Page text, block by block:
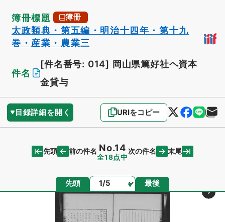
簿冊標題 簿冊
太政類典・第五編・明治十四年・第十九
巻・産業・農業三
件名
[件名番号: 014] 岡山県篤好社ヘ資本
金貸与
目録詳細を開く URIをコピー
先頭 前の件名 No.14
全18点中
次の件名 末尾
先頭 ページ 最後